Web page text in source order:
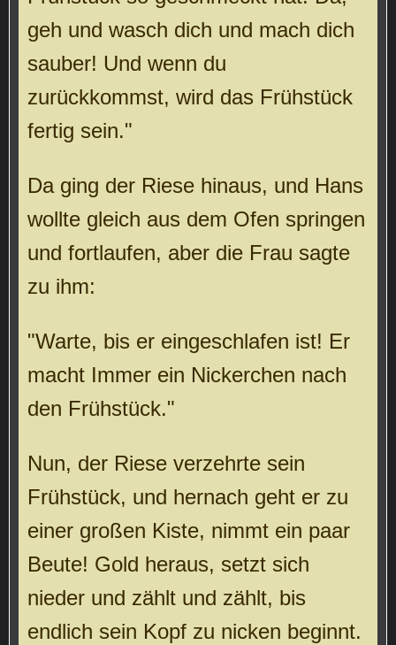
geh und wasch dich und mach dich
sauber! Und wenn du
zurückkommst, wird das Frühstück
fertig sein."
Da ging der Riese hinaus, und Hans
wollte gleich aus dem Ofen springen
und fortlaufen, aber die Frau sagte
zu ihm:
"Warte, bis er eingeschlafen ist! Er
macht Immer ein Nickerchen nach
den Frühstück."
Nun, der Riese verzehrte sein
Frühstück, und hernach geht er zu
einer großen Kiste, nimmt ein paar
Beute! Gold heraus, setzt sich
nieder und zählt und zählt, bis
endlich sein Kopf zu nicken beginnt.